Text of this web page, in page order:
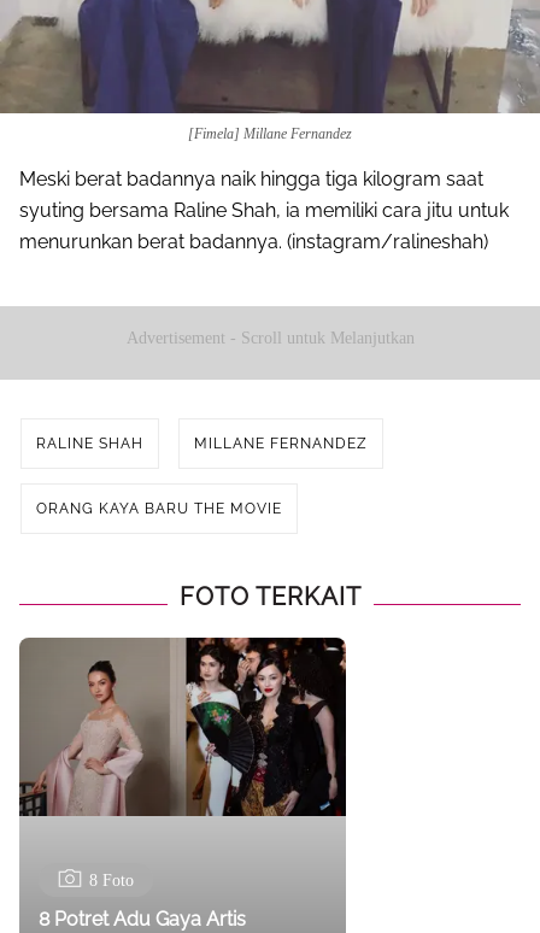
[Fimela] Millane Fernandez
Meski berat badannya naik hingga tiga kilogram saat
syuting bersama Raline Shah, ia memiliki cara jitu untuk
menurunkan berat badannya. (instagram/ralineshah)
Advertisement - Scroll untuk Melanjutkan
RALINE SHAH MILLANE FERNANDEZ
ORANG KAYA BARU THE MOVIE
FOTO TERKAIT
8 Foto
8 Potret Adu Gaya Artis